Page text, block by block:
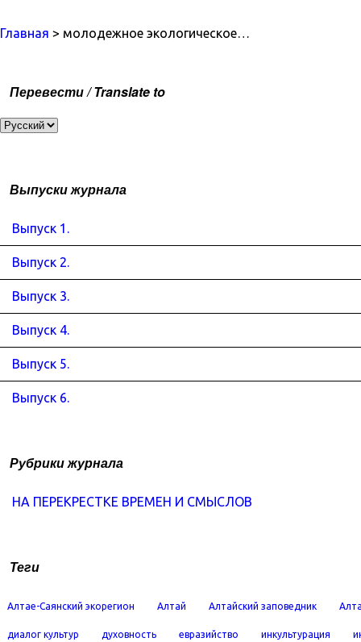
Главная > молодежное экологическое…
Перевести / Translate to
Выпуски журнала
Выпуск 1.
Выпуск 2.
Выпуск 3.
Выпуск 4.
Выпуск 5.
Выпуск 6.
Рубрики журнала
НА ПЕРЕКРЕСТКЕ ВРЕМЕН И СМЫСЛОВ
Теги
Алтае-Саянский экорегион Алтай Алтайский заповедник
диалог культур духовность евразийство инкультурация